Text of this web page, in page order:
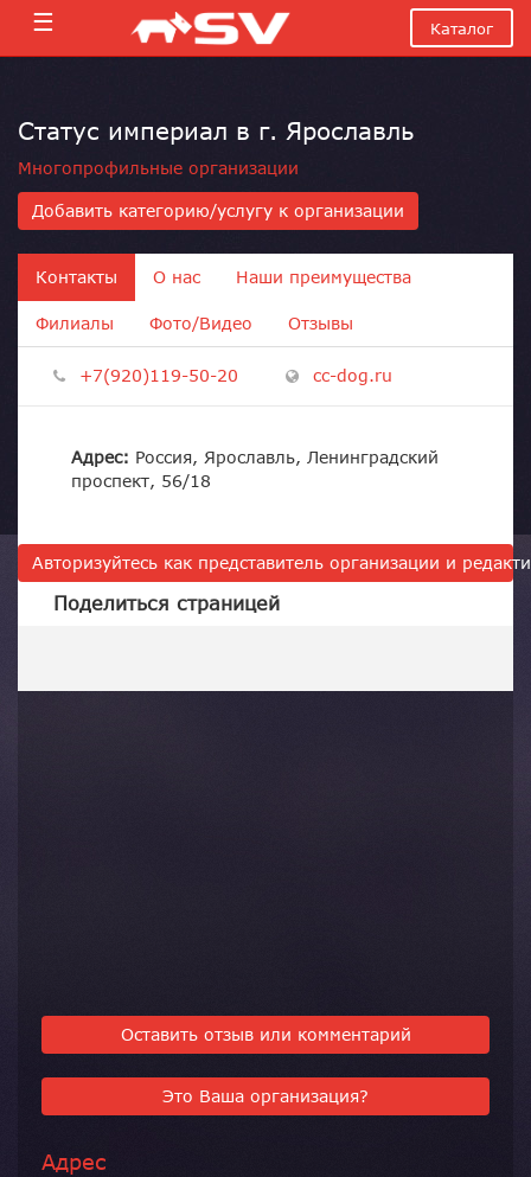
☰ Каталог
Статус империал в г. Ярославль
Многопрофильные организации
Добавить категорию/услугу к организации
Контакты О нас Наши преимущества
Филиалы Фото/Видео Отзывы
+7(920)119-50-20 cc-dog.ru
Адрес: Россия, Ярославль, Ленинградский
проспект, 56/18
Авторизуйтесь как представитель организации и
Поделиться страницей
Оставить отзыв или комментарий
Это Ваша организация?
Адрес